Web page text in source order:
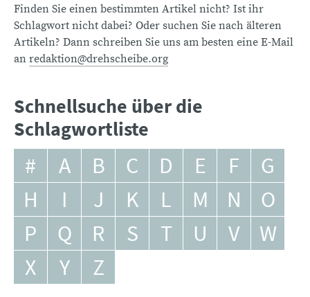
Finden Sie einen bestimmten Artikel nicht? Ist ihr
Schlagwort nicht dabei? Oder suchen Sie nach älteren
Artikeln? Dann schreiben Sie uns am besten eine E-Mail
an redaktion@drehscheibe.org
Schnellsuche über die
Schlagwortliste
# A B C D E F
G
H
I J K L M N
O
P
Q R S T U V
W
X
Y Z